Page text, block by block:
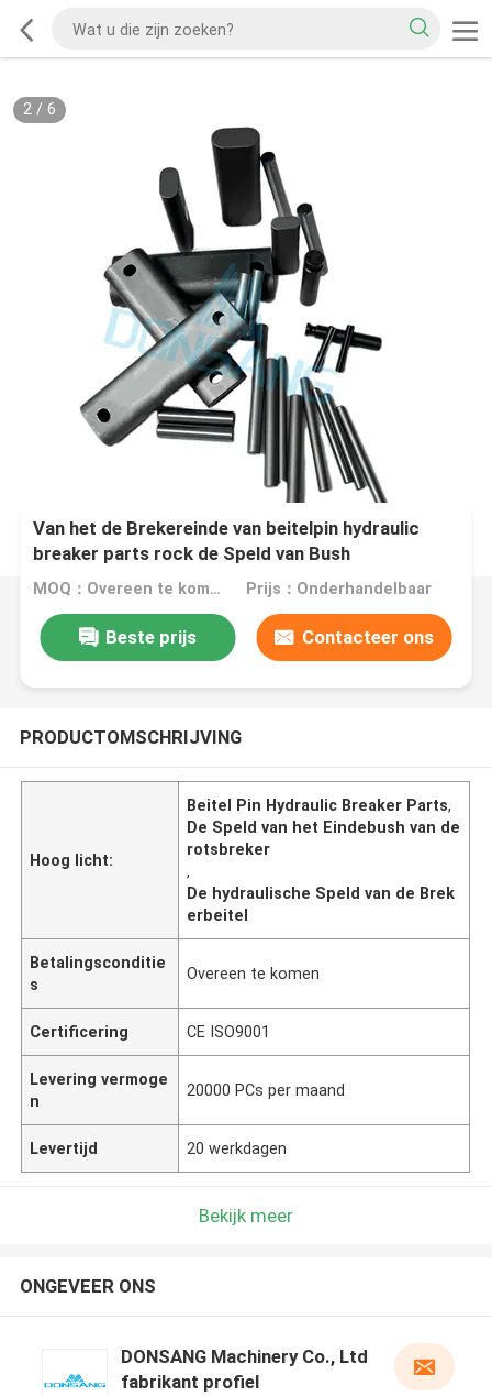
2/ 6
Van het de Brekereinde van beitelpin hydraulic
breaker parts rock de Speld van Bush
MOQ：Overeen te komen Prijs：Onderhandelbaar
Beste prijs Contacteer ons
PRODUCTOMSCHRIJVING
Hoog licht:
Beitel Pin Hydraulic Breaker Parts,
De Speld van het Eindebush van de
rotsbreker
,
De hydraulische Speld van de Brek
erbeitel
Betalingsconditie
s
Overeen te komen
Certificering CE ISO9001
Levering vermoge
n
20000 PCs per maand
Levertijd 20 werkdagen
Bekijk meer
ONGEVEER ONS
DONSANG Machinery Co., Ltd
fabrikant profiel